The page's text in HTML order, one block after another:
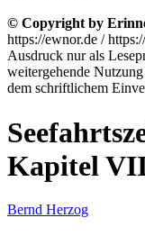
© Copyright by
https://ewnor.de /
Ausdruck nur als
weitergehende
dem schriftlichem
Kapitel
Bernd Herzog